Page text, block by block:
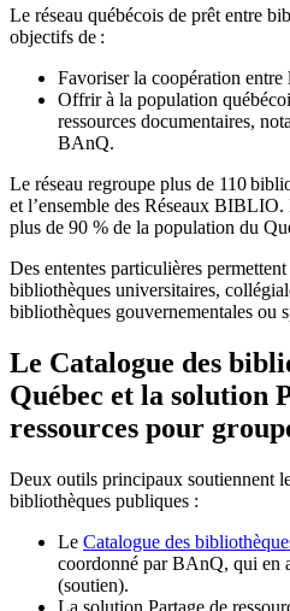
Le réseau québécois de prêt entre
objectifs de :
Favoriser la coopération entre
Offrir à la population
ressources documentaires,
BAnQ.
Le réseau regroupe plus de 110
et l’ensemble des Réseaux BIBLIO.
plus de 90 % de la population du Qu
Des ententes particulières
bibliothèques universitaires,
bibliothèques gouvernementales ou
Le Catalogue des
Québec et la solution
ressources pour
Deux outils principaux soutiennent
bibliothèques publiques :
Le Catalogue des
coordonné par BAnQ, qui en
(soutien).
La solution Partage de